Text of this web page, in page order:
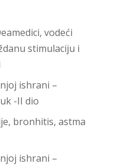
vodeći
stimulaciju i
ishrani –
-II dio
bronhitis, astma
ishrani –